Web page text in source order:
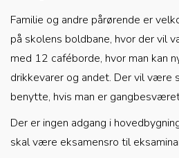
Familie og andre pårørende er
på skolens boldbane, hvor der vil
med 12 caféborde, hvor man kan
drikkevarer og andet. Der vil være
benytte, hvis man er
Der er ingen adgang i
skal være eksamensro til